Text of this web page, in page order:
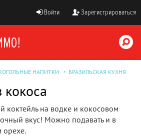
Войти Зарегистрироваться
НАПИТКИ БРАЗИЛЬСКАЯ КУХНЯ
кокоса
коктейль на водке и кокосовом
вкус! Можно подавать и в
орехе.